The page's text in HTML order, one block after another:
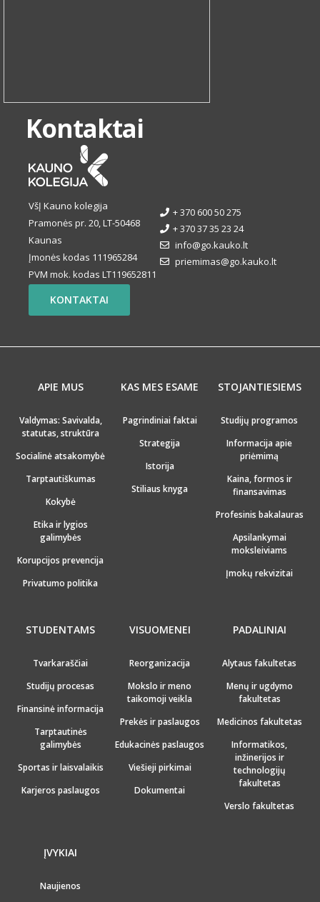
Kontaktai
VšĮ Kauno kolegija
Pramonės pr. 20, LT-50468
Kaunas
Įmonės kodas 111965284
PVM mok. kodas LT119652811
+ 370 600 50 275
+ 370 37 35 23 24
info@go.kauko.lt
priemimas@go.kauko.lt
KONTAKTAI
APIE MUS
Valdymas: Savivalda,
statutas, struktūra
Socialinė atsakomybė
Tarptautiškumas
Kokybė
Etika ir lygios
galimybės
Korupcijos prevencija
Privatumo politika
KAS MES ESAME
Pagrindiniai faktai
Strategija
Istorija
Stiliaus knyga
STOJANTIESIEMS
Studijų programos
Informacija apie
priėmimą
Kaina, formos ir
finansavimas
Profesinis bakalauras
Apsilankymai
moksleiviams
Įmokų rekvizitai
STUDENTAMS
Tvarkaraščiai
Studijų procesas
Finansinė informacija
Tarptautinės
galimybės
Sportas ir laisvalaikis
Karjeros paslaugos
VISUOMENEI
Reorganizacija
Mokslo ir meno
taikomoji veikla
Prekės ir paslaugos
Edukacinės paslaugos
Viešieji pirkimai
Dokumentai
PADALINIAI
Alytaus fakultetas
Menų ir ugdymo
fakultetas
Medicinos fakultetas
Informatikos,
inžinerijos ir
technologijų
fakultetas
Verslo fakultetas
ĮVYKIAI
Naujienos